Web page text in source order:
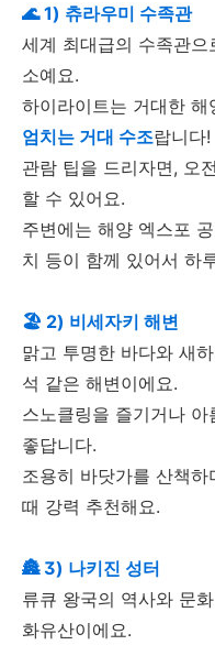
🌊 1) 츄라우미 수족관
세계 최대급의 수족관
소예요.
하이라이트는 거대한 해
엄치는 거대 수조랍니다!
관람 팁을 드리자면, 오
할 수 있어요.
주변에는 해양 엑스포
치 등이 함께 있어서 하
🏖️ 2) 비세자키 해변
맑고 투명한 바다와 새
석 같은 해변이에요.
스노클링을 즐기거나
좋답니다.
조용히 바닷가를 산책
때 강력 추천해요.
🏯 3) 나키진 성터
류큐 왕국의 역사와 문
화유산이에요.